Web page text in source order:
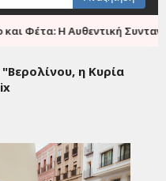
Συνταγή της Λέσβου
●
η Κυρία